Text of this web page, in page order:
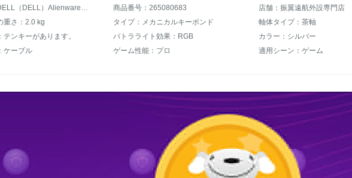
商品名：DELL（DELL）Alienwareメニニカルキーボンド有線RGBバーライトゲーム茶軸フルキー無沖マクロプログラミングチキンを食べます。競争マルチメディアキーボードAlienwareAW 768キーボード 商品番号：265080683
店舗：振翼遠航外設専門店
重さ：2.0 kg
タイプ：メカニカルキーボンド
軸体タイプ：茶軸
テンキーがあります。
バトラライト効果：RGB
カラー：シルバー
ケーブル
ゲーム性能：プロ 適用シーン：ゲーム